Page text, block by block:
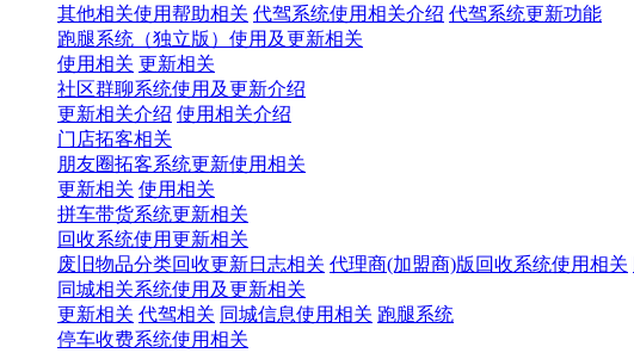
其他相关使用帮助相关 代驾系统使用相关介绍 代驾系统更新功能
跑腿系统（独立版）使用及更新相关
使用相关 更新相关
社区群聊系统使用及更新介绍
更新相关介绍 使用相关介绍
门店拓客相关
朋友圈拓客系统更新使用相关
更新相关 使用相关
拼车带货系统更新相关
回收系统使用更新相关
废旧物品分类回收更新日志相关 代理商(加盟商)版回收系统使用相关
同城相关系统使用及更新相关
更新相关 代驾相关 同城信息使用相关 跑腿系统
停车收费系统使用相关